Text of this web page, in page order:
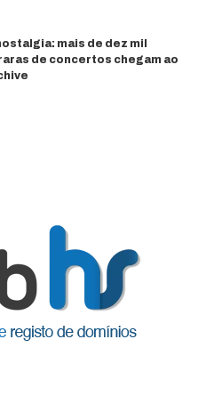
mais de dez mil
de concertos chegam ao